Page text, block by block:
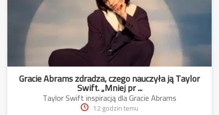
Gracie Abrams zdradza, czego nauczyła ją Taylor
Swift. „Mniej pr ...
Taylor Swift inspiracją dla Gracie Abrams
12 godzin temu